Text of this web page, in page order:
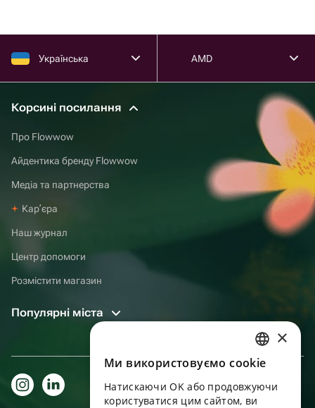
Українська AMD
Корсині посилання
Про Flowwow
Айдентика бренду Flowwow
Медіа та партнерства
Карʼєра
Наш журнал
Центр допомоги
Розмістити магазин
Популярні міста
RUSSIAN
ENGLISH
×
Ми використовуємо cookie
Натискаючи OK або продовжуючи
користуватися цим сайтом, ви